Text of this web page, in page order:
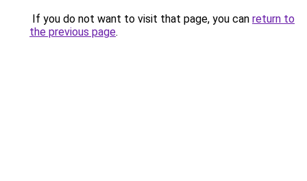
If you do not want to visit that page, you can return to
the previous page.